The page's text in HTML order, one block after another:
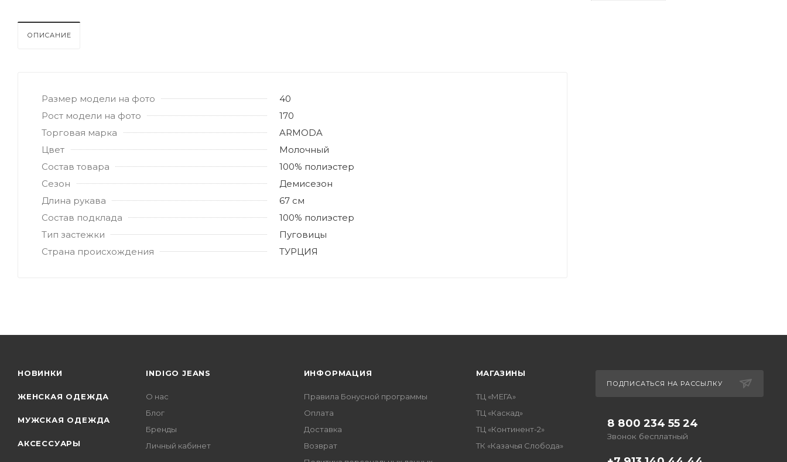
ОПИСАНИЕ
Размер модели на фото
40
Рост модели на фото
170
Торговая марка
ARMODA
Цвет
Молочный
Состав товара
100% полиэстер
Сезон
Демисезон
Длина рукава
67 см
Состав подклада
100% полиэстер
Тип застежки
Пуговицы
Страна происхождения
ТУРЦИЯ
НОВИНКИ
ЖЕНСКАЯ ОДЕЖДА
МУЖСКАЯ ОДЕЖДА
АКСЕССУАРЫ
INDIGO JEANS
О нас
Блог
Бренды
Личный кабинет
ИНФОРМАЦИЯ
Правила Бонусной программы
Оплата
Доставка
Возврат
МАГАЗИНЫ
ТЦ «МЕГА»
ТЦ «Каскад»
ТЦ «Континент-2»
ТК «Казачья Слобода»
ПОДПИСАТЬСЯ НА РАССЫЛКУ
8 800 234 55 24
Звонок бесплатный